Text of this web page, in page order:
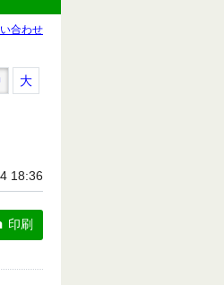
合わせ
大
18:36
印刷